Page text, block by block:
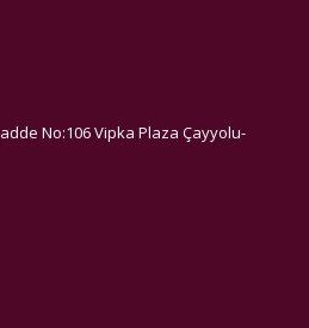
No:106 Vipka Plaza Çayyolu-